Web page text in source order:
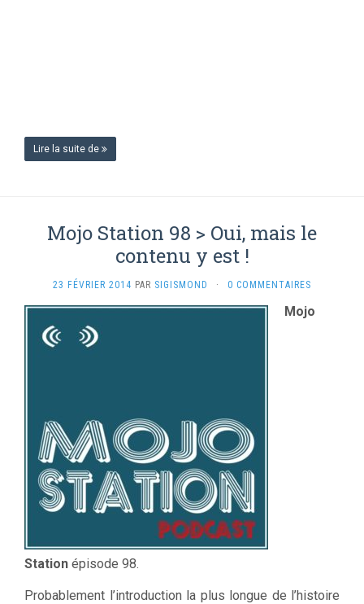
Lire la suite de
Mojo Station 98 > Oui, mais le
contenu y est !
23 FÉVRIER 2014 PAR SIGISMOND · 0 COMMENTAIRES
Mojo
Station épisode 98.
Probablement l’introduction la plus longue de l’histoire